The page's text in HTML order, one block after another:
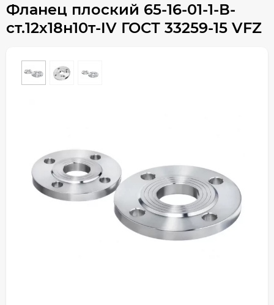
Фланец плоский 65-16-01-1-В-
ст.12х18н10т-IV ГОСТ 33259-15 VFZ